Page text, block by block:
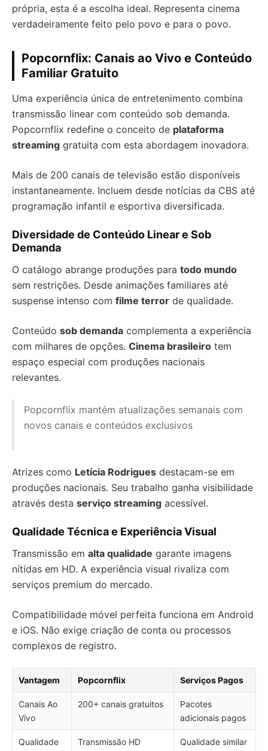
própria, esta é a escolha ideal. Representa cinema
verdadeiramente feito pelo povo e para o povo.
Popcornflix: Canais ao Vivo e Conteúdo
Familiar Gratuito
Uma experiência única de entretenimento combina
transmissão linear com conteúdo sob demanda.
Popcornflix redefine o conceito de plataforma
streaming gratuita com esta abordagem inovadora.
Mais de 200 canais de televisão estão disponíveis
instantaneamente. Incluem desde notícias da CBS até
programação infantil e esportiva diversificada.
Diversidade de Conteúdo Linear e Sob
Demanda
O catálogo abrange produções para todo mundo
sem restrições. Desde animações familiares até
suspense intenso com filme terror de qualidade.
Conteúdo sob demanda complementa a experiência
com milhares de opções. Cinema brasileiro tem
espaço especial com produções nacionais
relevantes.
Popcornflix mantém atualizações semanais com
novos canais e conteúdos exclusivos
Atrizes como Letícia Rodrigues destacam-se em
produções nacionais. Seu trabalho ganha visibilidade
através desta serviço streaming acessível.
Qualidade Técnica e Experiência Visual
Transmissão em alta qualidade garante imagens
nítidas em HD. A experiência visual rivaliza com
serviços premium do mercado.
Compatibilidade móvel perfeita funciona em Android
e iOS. Não exige criação de conta ou processos
complexos de registro.
Vantagem Popcornflix Serviços Pagos
Canais Ao
Vivo
200+ canais gratuitos
Pacotes
adicionais pagos
Qualidade
Transmissão HD
Qualidade similar